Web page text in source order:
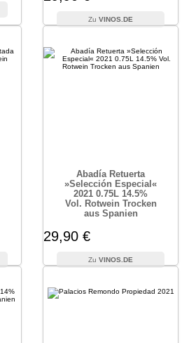
VINOS.DE
Abadía Retuerta
»Selección Especial«
2021 0.75L 14.5%
Vol. Rotwein Trocken
aus Spanien
29,90 €
VINOS.DE